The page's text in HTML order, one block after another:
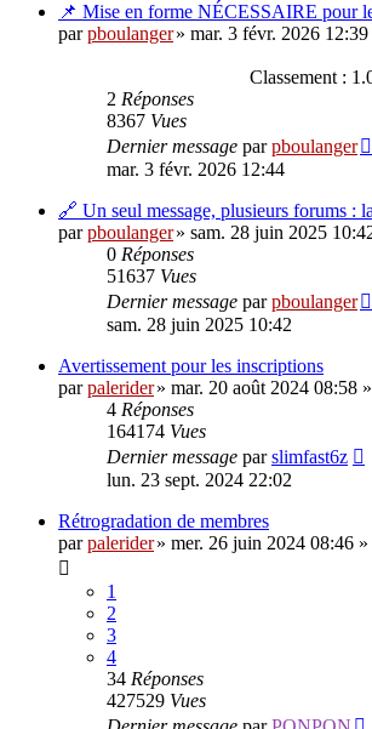
📌 Mise en forme NÉCESSAIRE pour
parpboulanger» mar. 3 févr. 2026 12:39
Classement :
2 Réponses
8367 Vues
Dernier message parpboulanger
mar. 3 févr. 2026 12:44
🔗 Un seul message, plusieurs forums :
parpboulanger» sam. 28 juin 2025
0 Réponses
51637 Vues
Dernier message parpboulanger
sam. 28 juin 2025 10:42
Avertissement pour les inscriptions
parpalerider» mar. 20 août 2024 08:58
4 Réponses
164174 Vues
Dernier message parslimfast6z
lun. 23 sept. 2024 22:02
Rétrogradation de membres
parpalerider» mer. 26 juin 2024 08:46 »
1
2
3
4
34 Réponses
427529 Vues